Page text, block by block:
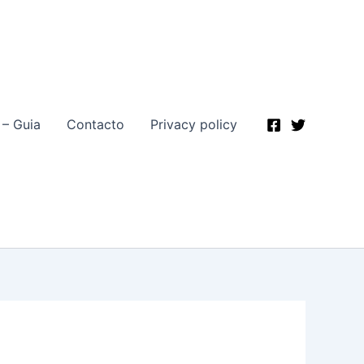
Guia Contacto Privacy policy